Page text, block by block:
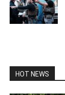
HOT NEWS